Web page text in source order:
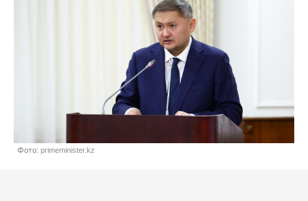
Фото: primeminister.kz